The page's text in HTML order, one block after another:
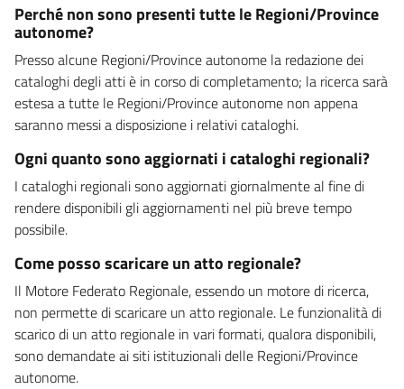
Perché non sono presenti tutte le Regioni/Province
autonome?
Presso alcune Regioni/Province autonome la redazione dei
cataloghi degli atti è in corso di completamento; la ricerca sarà
estesa a tutte le Regioni/Province autonome non appena
saranno messi a disposizione i relativi cataloghi.
Ogni quanto sono aggiornati i cataloghi regionali?
I cataloghi regionali sono aggiornati giornalmente al fine di
rendere disponibili gli aggiornamenti nel più breve tempo
possibile.
Come posso scaricare un atto regionale?
Il Motore Federato Regionale, essendo un motore di ricerca,
non permette di scaricare un atto regionale. Le funzionalità di
scarico di un atto regionale in vari formati, qualora disponibili,
sono demandate ai siti istituzionali delle Regioni/Province
autonome.